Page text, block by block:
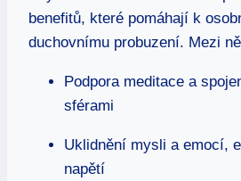
benefitů, které pomáhají k
duchovnímu probuzení. Mezi
Podpora meditace a
sférami
Uklidnění mysli a emocí,
napětí